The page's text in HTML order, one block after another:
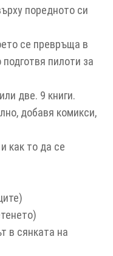
поредното си
се превръща в
пилоти за
две. 9 книги.
добавя комикси,
как то да се
в сянката на